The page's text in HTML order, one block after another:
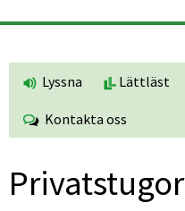
Lyssna Lättläst
Kontakta oss
Privatstugor